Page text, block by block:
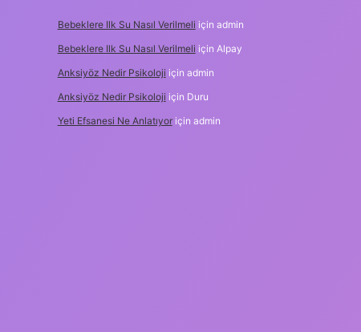
Bebeklere Ilk Su Nasıl Verilmeli için admin
Bebeklere Ilk Su Nasıl Verilmeli için Alpay
Anksiyöz Nedir Psikoloji için admin
Anksiyöz Nedir Psikoloji için Duru
Yeti Efsanesi Ne Anlatıyoriçin admin